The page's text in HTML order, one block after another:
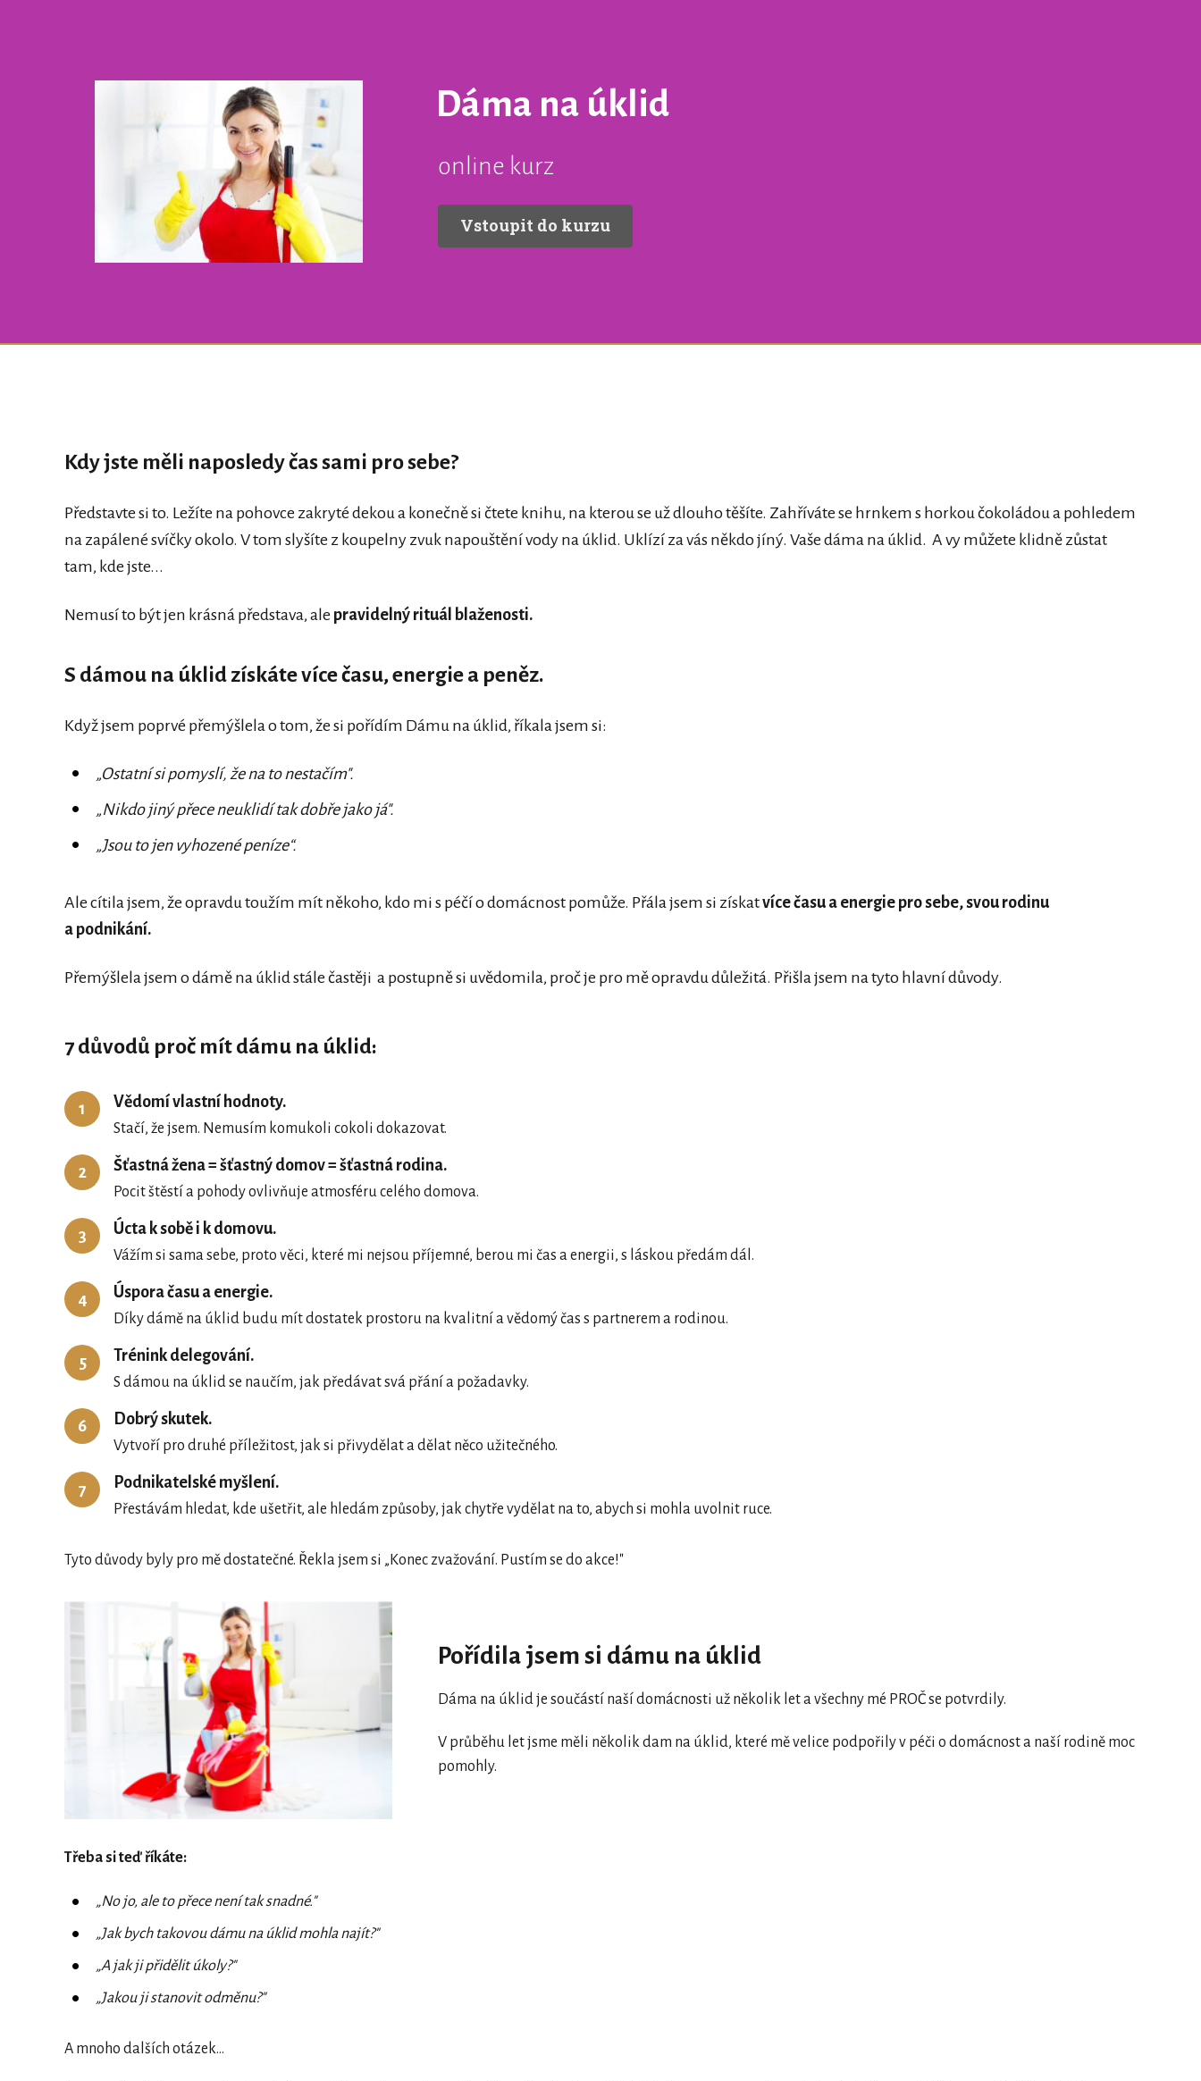
Dáma na úklid
online kurz
Vstoupit do kurzu
Kdy jste měli naposledy čas sami pro sebe?
Představte si to. Ležíte na pohovce zakryté dekou a konečně si čtete knihu, na kterou se už dlouho těšíte. Zahříváte se hrnkem s horkou čokoládou a pohledem
na zapálené svíčky okolo. V tom slyšíte z koupelny zvuk napouštění vody na úklid. Uklízí za vás někdo jíný. Vaše dáma na úklid. A vy můžete klidně zůstat
tam, kde jste...
Nemusí to být jen krásná představa, ale pravidelný rituál blaženosti.
S dámou na úklid získáte více času, energie a peněz.
Když jsem poprvé přemýšlela o tom, že si pořídím Dámu na úklid, říkala jsem si:
„Ostatní si pomyslí, že na to nestačím".
„Nikdo jiný přece neuklidí tak dobře jako já".
„Jsou to jen vyhozené peníze“.
Ale cítila jsem, že opravdu toužím mít někoho, kdo mi s péčí o domácnost pomůže. Přála jsem si získatvíce času a energie pro sebe, svou rodinu
a podnikání.
Přemýšlela jsem o dámě na úklid stále častěji a postupně si uvědomila, proč je pro mě opravdu důležitá. Přišla jsem na tyto hlavní důvody.
7 důvodů proč mít dámu na úklid:
1 Vědomí vlastní hodnoty.
Stačí, že jsem. Nemusím komukoli cokoli dokazovat.
2 Šťastná žena = šťastný domov = šťastná rodina.
Pocit štěstí a pohody ovlivňuje atmosféru celého domova.
3 Úcta k sobě i k domovu.
Vážím si sama sebe, proto věci, které mi nejsou příjemné, berou mi čas a energii, s láskou předám dál.
4 Úspora času a energie.
Díky dámě na úklid budu mít dostatek prostoru na kvalitní a vědomý čas s partnerem a rodinou.
5 Trénink delegování.
S dámou na úklid se naučím, jak předávat svá přání a požadavky.
6 Dobrý skutek.
Vytvoří pro druhé příležitost, jak si přivydělat a dělat něco užitečného.
7 Podnikatelské myšlení.
Přestávám hledat, kde ušetřit, ale hledám způsoby, jak chytře vydělat na to, abych si mohla uvolnit ruce.
Tyto důvody byly pro mě dostatečné. Řekla jsem si „Konec zvažování. Pustím se do akce!"
Pořídila jsem si dámu na úklid
Dáma na úklid je součástí naší domácnosti už několik let a všechny mé PROČ se potvrdily.
V průběhu let jsme měli několik dam na úklid, které mě velice podpořily v péči o domácnost a naší rodině moc
pomohly.
Třeba si teď říkáte:
„No jo, ale to přece není tak snadné."
„Jak bych takovou dámu na úklid mohla najít?"
„A jak ji přidělit úkoly?"
„Jakou ji stanovit odměnu?"
A mnoho dalších otázek...